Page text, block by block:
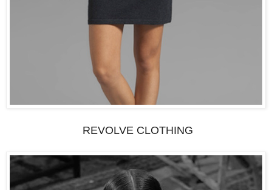
REVOLVE CLOTHING